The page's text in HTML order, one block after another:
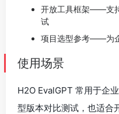
开放工具框架——支
试
项目选型参考——为
使用场景
H2O EvalGPT 常用于企
型版本对比测试，也适合